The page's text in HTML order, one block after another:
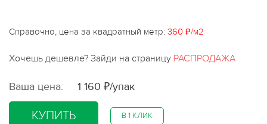
Справочно, цена за квадратный метр: 360 ₽/м2
Хочешь дешевле? Зайди на страницу РАСПРОДАЖА
Ваша цена: 1 160 ₽/упак
КУПИТЬ В 1 КЛИК